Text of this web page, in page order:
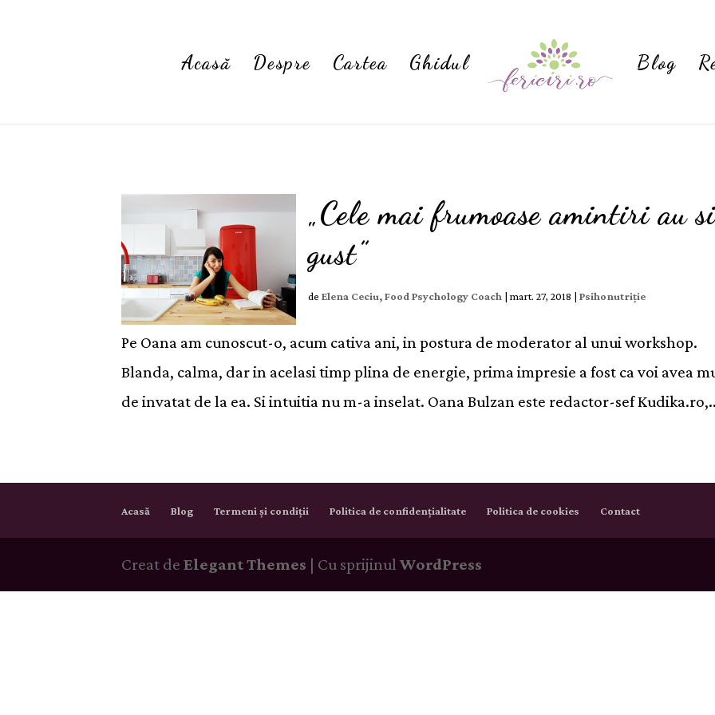
Acasă Despre Cartea Ghidul Blog
„Cele mai frumoase amintiri au si
gust”
de Elena Ceciu, Food Psychology Coach | mart. 27, 2018 | Psihonutriție
Pe Oana am cunoscut-o, acum cativa ani, in postura de moderator al unui workshop.
Blanda, calma, dar in acelasi timp plina de energie, prima impresie a fost ca voi avea
de invatat de la ea. Si intuitia nu m-a inselat. Oana Bulzan este redactor-sef
Acasă Blog Termeni și condiții Politica de confidențialitate Politica de cookies Contact
Creat de Elegant Themes | Cu sprijinul WordPress